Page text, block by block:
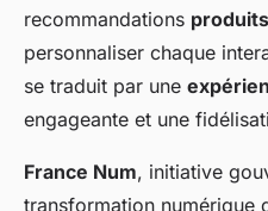
recommandations produits
personnaliser chaque
se traduit par une
engageante et une
France Num, initiative
transformation numérique